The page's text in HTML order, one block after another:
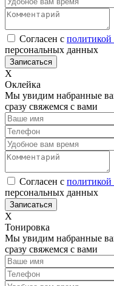
Согласен с политикой
персональных данных
Х
Оклейка
Мы увидим набранные
сразу свяжемся с вами
Согласен с политикой
персональных данных
Х
Тонировка
Мы увидим набранные
сразу свяжемся с вами